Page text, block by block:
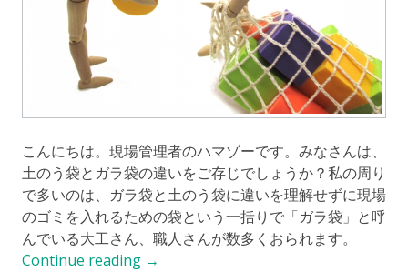
こんにちは。現場管理者のハマゾーです。みなさんは、
土のう袋とガラ袋の違いをご存じでしょうか？私の周り
で多いのは、ガラ袋と土のう袋に違いを理解せずに現場
のゴミを入れるための袋という一括りで「ガラ袋」と呼
んでいる大工さん、職人さんが数多くおられます。
Continue reading →